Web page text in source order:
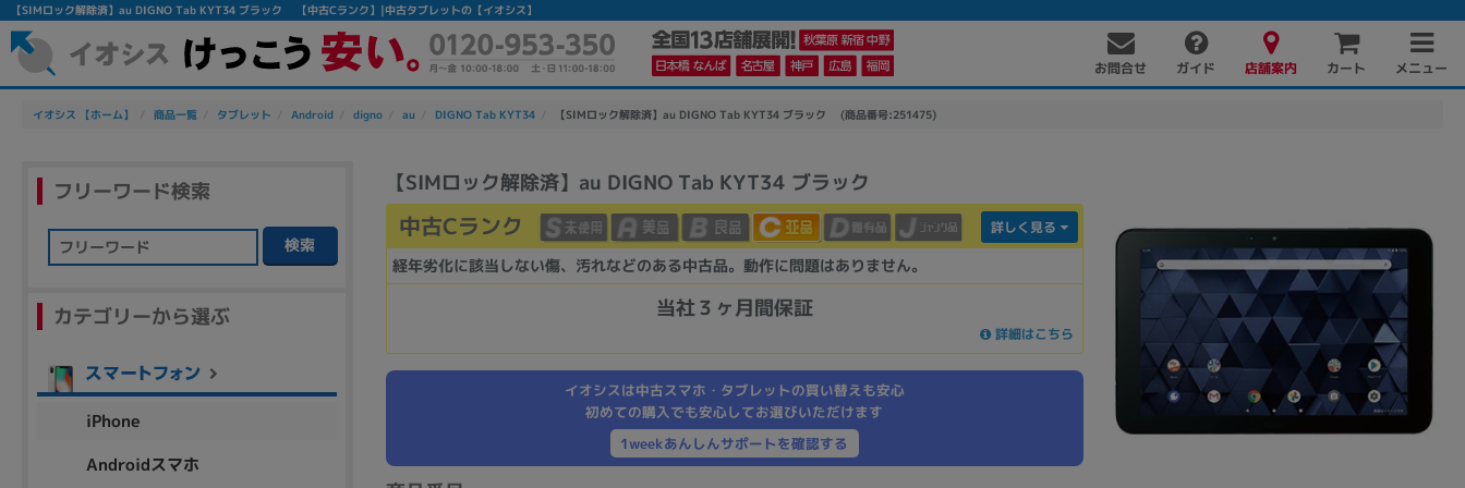
【SIMロック解除済】au DIGNO Tab KYT34 ブラック 【中古Cランク】|中古タブレットの【イオシス】
お問合せ ガイド 店舗案内 カート メニュー
イオシス 【ホーム】 商品一覧 タブレット Android digno au DIGNO Tab KYT34 【SIMロック解除済】au DIGNO Tab KYT34 ブラック (商品番号:251475)
【SIMロック解除済】au DIGNO Tab KYT34 ブラック
中古Cランク
経年劣化に該当しない傷、汚れなどのある中古品。動作に問題はありません。
詳しく見る
当社３ヶ月間保証
詳細はこちら
イオシスは中古スマホ・タブレットの買い替えも安心
初めての購入でも安心してお選びいただけます
1weekあんしんサポートを確認する
フリーワード検索
検索
カテゴリーから選ぶ
iPhone
Androidスマホ
かんたんパソコン検索に切り替える
除外ワード
人気の検索ワード：Let's note EliteBook
カテゴリー
商品ジャンルの絞り込み
PC周辺機器 ソフト